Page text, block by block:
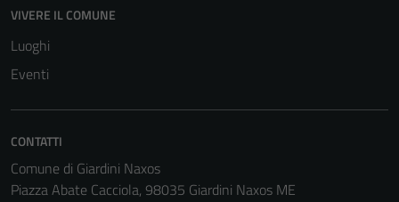
VIVERE IL COMUNE
Luoghi
Eventi
CONTATTI
Comune di Giardini Naxos
Piazza Abate Cacciola, 98035 Giardini Naxos ME
per il